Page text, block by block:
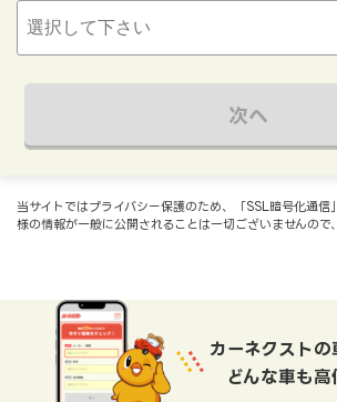
次へ
当サイトではプライバシー保護のため、「SSL暗号化通信
様の情報が一般に公開されることは一切ございませんので
カーネクストの
どんな車も高